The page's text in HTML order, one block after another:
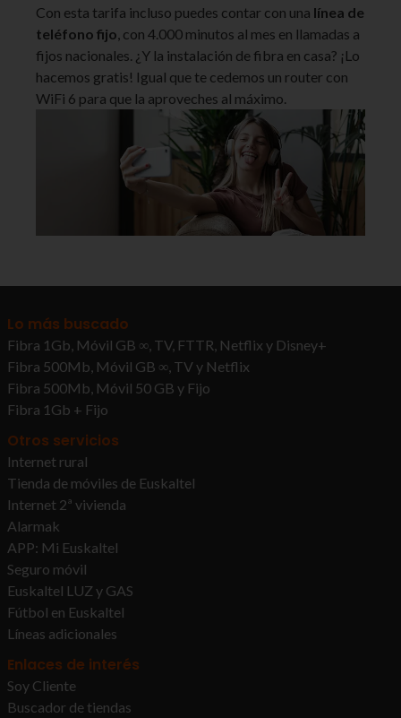
Con esta tarifa incluso puedes contar con una línea de
teléfono fijo, con 4.000 minutos al mes en llamadas a
fijos nacionales. ¿Y la instalación de fibra en casa? ¡Lo
hacemos gratis! Igual que te cedemos un router con
WiFi 6 para que la aproveches al máximo.
Lo más buscado
Fibra 1Gb, Móvil GB ∞, TV, FTTR, Netflix y Disney+
Fibra 500Mb, Móvil GB ∞, TV y Netflix
Fibra 500Mb, Móvil 50 GB y Fijo
Fibra 1Gb + Fijo
Otros servicios
Internet rural
Tienda de móviles de Euskaltel
Internet 2ª vivienda
Alarmak
APP: Mi Euskaltel
Seguro móvil
Euskaltel LUZ y GAS
Fútbol en Euskaltel
Líneas adicionales
Enlaces de interés
Soy Cliente
Buscador de tiendas